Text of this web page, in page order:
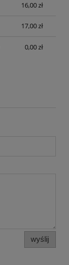
16,00 zł
17,00 zł
0,00 zł
wyślij